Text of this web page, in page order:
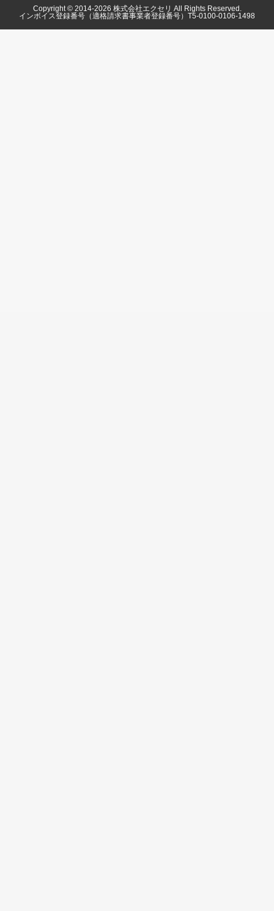
Copyright © 2014-2026 株式会社エクセリ All Rights Reserved.
インボイス登録番号（適格請求書事業者登録番号）T5-0100-0106-1498